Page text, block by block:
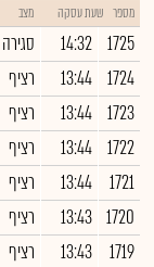
מספר שעת עסקה מצב
1725
14:32 סגירה
1724
13:44 רציף
1723
13:44 רציף
1722
13:44 רציף
1721
13:44 רציף
1720
13:43 רציף
1719
13:43 רציף